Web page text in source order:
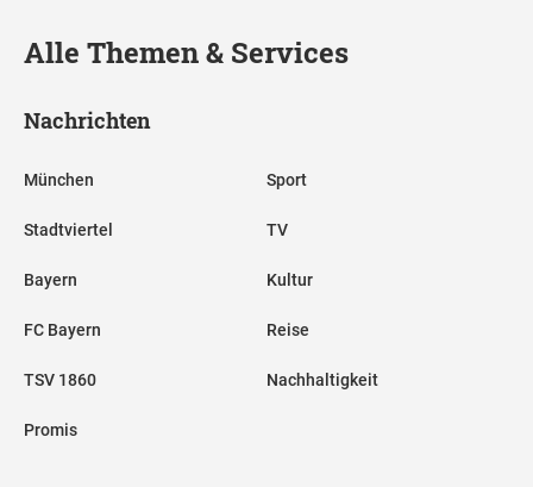
Alle Themen & Services
Nachrichten
München
Stadtviertel
Bayern
FC Bayern
TSV 1860
Promis
Sport
TV
Kultur
Reise
Nachhaltigkeit